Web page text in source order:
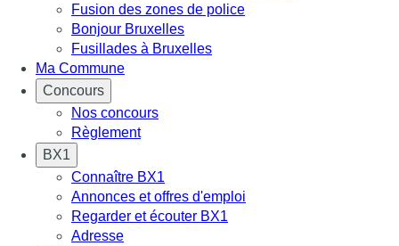
Fusion des zones de police
Bonjour Bruxelles
Fusillades à Bruxelles
Ma Commune
Concours
Nos concours
Règlement
BX1
Connaître BX1
Annonces et offres d'emploi
Regarder et écouter BX1
Adresse